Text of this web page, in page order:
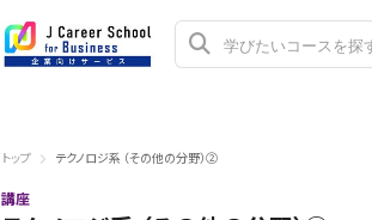
トップ テクノロジ系 （その他の分野）②
講座